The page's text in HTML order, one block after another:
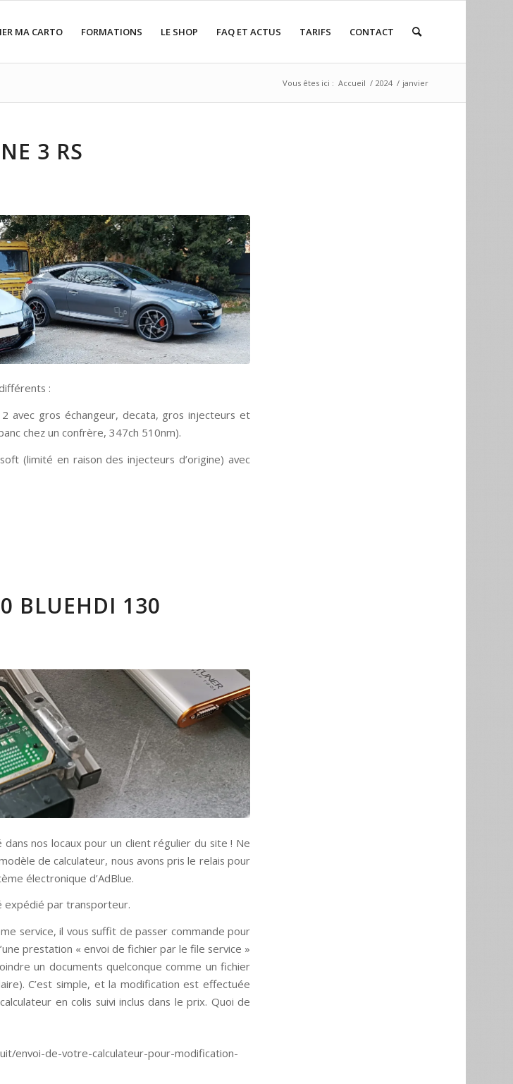
MA CARTO FORMATIONS LE SHOP FAQ ET ACTUS TARIFS CONTACT
Vous êtes ici : Accueil / 2024 / janvier
3 RS
:
2 avec gros échangeur, decata, gros injecteurs et
chez un confrère, 347ch 510nm).
(limité en raison des injecteurs d’origine) avec
BLUEHDI 130
nos locaux pour un client régulier du site ! Ne
de calculateur, nous avons pris le relais pour
électronique d’AdBlue.
expédié par transporteur.
service, il vous suffit de passer commande pour
prestation « envoi de fichier par le file service »
un documents quelconque comme un fichier
C’est simple, et la modification est effectuée
en colis suivi inclus dans le prix. Quoi de
envoi-de-votre-calculateur-pour-modification-